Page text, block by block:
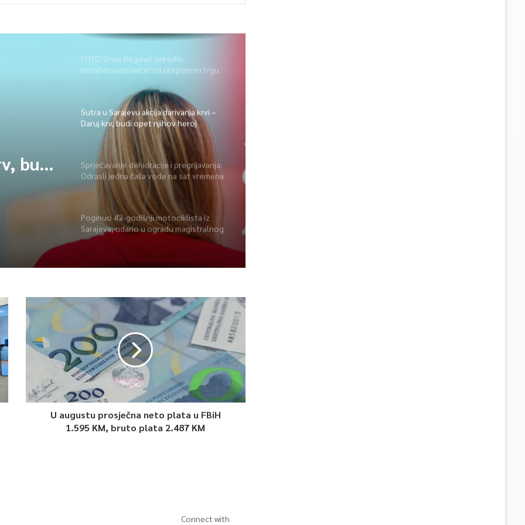
budi
FOTO/Enes Begović priredio
nezaboravnu večer na prepunom trgu
Sutra u Sarajevu akcija darivanja krvi –
Daruj krv, budi opet njihov heroj
Sprječavanje dehidracije i pregrijavanja:
Odrasli jedna čaša vode na sat vremena
Poginuo 42-godišnji motociklista iz
Sarajeva, udario u ogradu magistralnog
puta
U augustu prosječna neto plata u FBiH
1.595 KM, bruto plata 2.487 KM
Connect with